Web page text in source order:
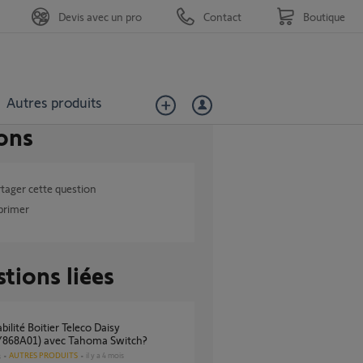
Autres produits
Devis avec un pro Contact Boutique
cette question
liées
avec Tahoma Switch?
AUTRES PRODUITS il y a 4 mois